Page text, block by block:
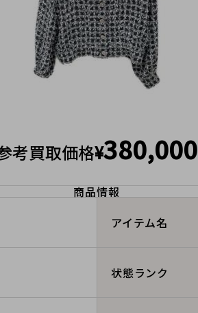
考買取価格¥380,000
商品情報
アイテム名
状態ランク